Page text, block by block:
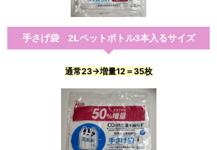
手さげ袋 2Lペットボトル3本入るサイズ
通常23→増量12＝35枚